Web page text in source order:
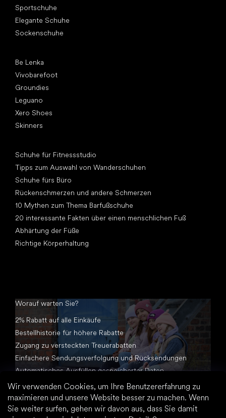
Wir verwenden Cookies, um Ihre Benutzererfahrung zu
maximieren und unsere Website besser zu machen. Wenn
Sie weiter surfen, gehen wir davon aus, dass Sie damit
Sportschuhe
Elegante Schuhe
Sockenschuhe
Be Lenka
Vivobarefoot
Groundies
Leguano
Xero Shoes
Skinners
Schuhe für Fitnessstudio
Tipps zum Auswahl von Wanderschuhen
Schuhe fürs Büro
Rückenschmerzen und andere Schmerzen
10 Mythen zum Thema Barfußschuhe
20 interessante Fakten über einen menschlichen Fuß
Abhärtung der Füße
Richtige Körperhaltung
Worauf warten Sie?
2% Rabatt auf alle Einkäufe
Bestellhistorie für höhere Rabatte
Zugang zu versteckten Treuerabatten
Einfachere Sendungsverfolgung und Rücksendungen
Automatisches Ausfüllen gespeicherter Daten
Alle Dokumente an einem Ort